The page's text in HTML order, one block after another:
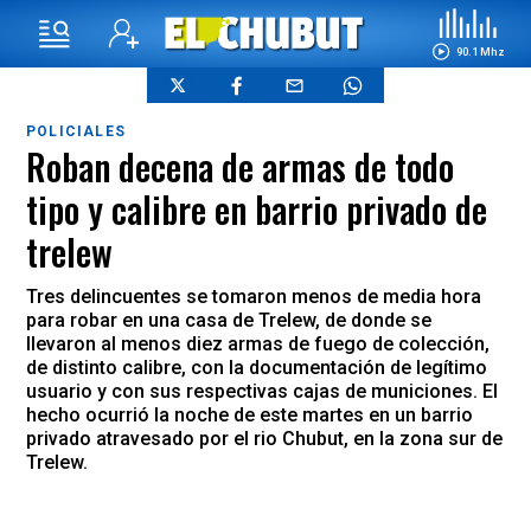
90.1 Mhz
POLICIALES
Roban decena de armas de todo
tipo y calibre en barrio privado de
trelew
Tres delincuentes se tomaron menos de media hora
para robar en una casa de Trelew, de donde se
llevaron al menos diez armas de fuego de colección,
de distinto calibre, con la documentación de legítimo
usuario y con sus respectivas cajas de municiones. El
hecho ocurrió la noche de este martes en un barrio
privado atravesado por el rio Chubut, en la zona sur de
Trelew.